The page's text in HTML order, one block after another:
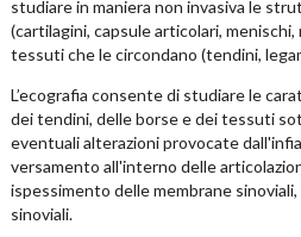
studiare in maniera non invasiva le
(cartilagini, capsule articolari, menischi,
tessuti che le circondano (tendini,
L’ecografia consente di studiare le
dei tendini, delle borse e dei tessuti
eventuali alterazioni provocate
versamento all'interno delle
ispessimento delle membrane
sinoviali.